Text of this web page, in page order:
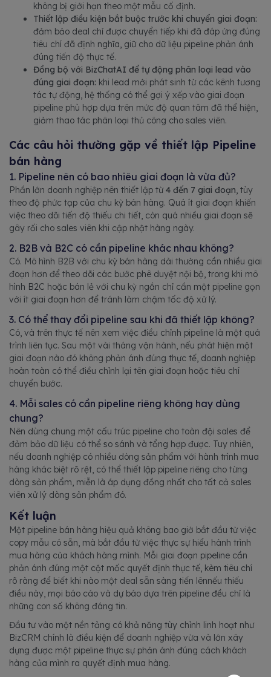
không bị giới hạn theo một mẫu cố định.
Thiết lập điều kiện bắt buộc trước khi chuyển giai đoạn:
đảm bảo deal chỉ được chuyển tiếp khi đã đáp ứng đúng
tiêu chí đã định nghĩa, giữ cho dữ liệu pipeline phản ánh
đúng tiến độ thực tế.
Đồng bộ với BizChatAI để tự động phân loại lead vào
đúng giai đoạn: khi lead mới phát sinh từ các kênh tương
tác tự động, hệ thống có thể gợi ý xếp vào giai đoạn
pipeline phù hợp dựa trên mức độ quan tâm đã thể hiện,
giảm thao tác phân loại thủ công cho sales viên.
Các câu hỏi thường gặp về thiết lập Pipeline
bán hàng
1. Pipeline nên có bao nhiêu giai đoạn là vừa đủ?
Phần lớn doanh nghiệp nên thiết lập từ 4 đến 7 giai đoạn, tùy
theo độ phức tạp của chu kỳ bán hàng. Quá ít giai đoạn khiến
việc theo dõi tiến độ thiếu chi tiết, còn quá nhiều giai đoạn sẽ
gây rối cho sales viên khi cập nhật hàng ngày.
2. B2B và B2C có cần pipeline khác nhau không?
Có. Mô hình B2B với chu kỳ bán hàng dài thường cần nhiều giai
đoạn hơn để theo dõi các bước phê duyệt nội bộ, trong khi mô
hình B2C hoặc bán lẻ với chu kỳ ngắn chỉ cần một pipeline gọn
với ít giai đoạn hơn để tránh làm chậm tốc độ xử lý.
3. Có thể thay đổi pipeline sau khi đã thiết lập không?
Có, và trên thực tế nên xem việc điều chỉnh pipeline là một quá
trình liên tục. Sau một vài tháng vận hành, nếu phát hiện một
giai đoạn nào đó không phản ánh đúng thực tế, doanh nghiệp
hoàn toàn có thể điều chỉnh lại tên giai đoạn hoặc tiêu chí
chuyển bước.
4. Mỗi sales có cần pipeline riêng không hay dùng
chung?
Nên dùng chung một cấu trúc pipeline cho toàn đội sales để
đảm bảo dữ liệu có thể so sánh và tổng hợp được. Tuy nhiên,
nếu doanh nghiệp có nhiều dòng sản phẩm với hành trình mua
hàng khác biệt rõ rệt, có thể thiết lập pipeline riêng cho từng
dòng sản phẩm, miễn là áp dụng đồng nhất cho tất cả sales
viên xử lý dòng sản phẩm đó.
Kết luận
Một pipeline bán hàng hiệu quả không bao giờ bắt đầu từ việc
copy mẫu có sẵn, mà bắt đầu từ việc thực sự hiểu hành trình
mua hàng của khách hàng mình. Mỗi giai đoạn pipeline cần
phản ánh đúng một cột mốc quyết định thực tế, kèm tiêu chí
rõ ràng để biết khi nào một deal sẵn sàng tiến lênnếu thiếu
điều này, mọi báo cáo và dự báo dựa trên pipeline đều chỉ là
những con số không đáng tin.
Đầu tư vào một nền tảng có khả năng tùy chỉnh linh hoạt như
BizCRM chính là điều kiện để doanh nghiệp vừa và lớn xây
dựng được một pipeline thực sự phản ánh đúng cách khách
hàng của mình ra quyết định mua hàng.